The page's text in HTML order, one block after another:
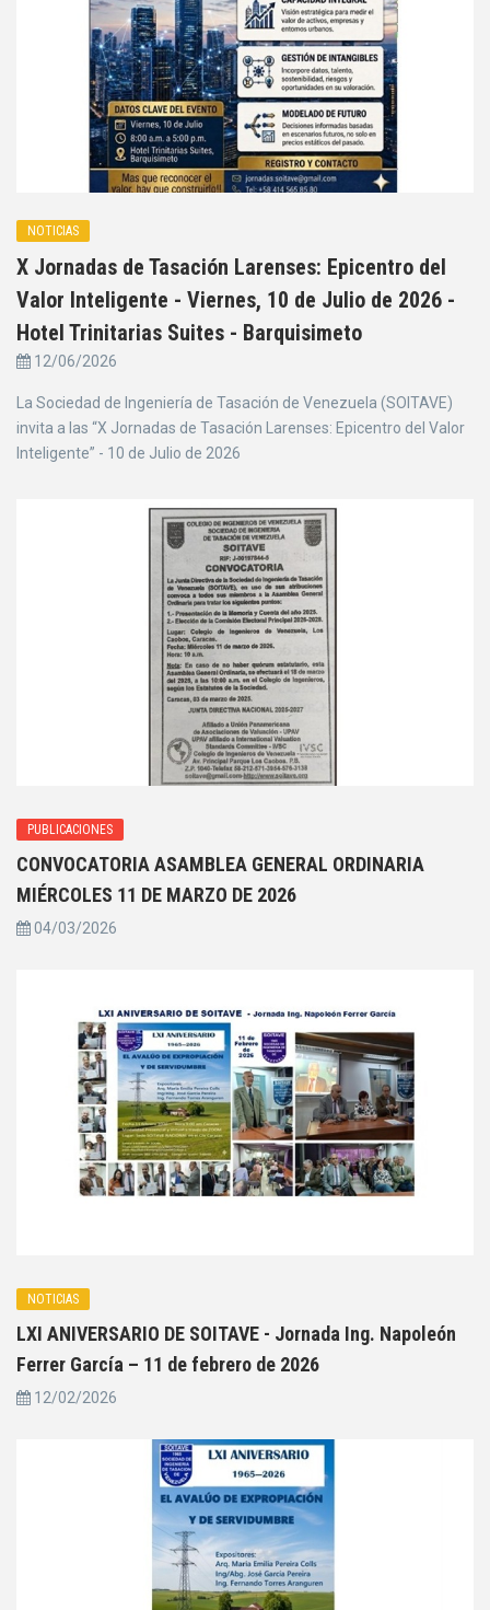
NOTICIAS
X Jornadas de Tasación Larenses: Epicentro del
Valor Inteligente - Viernes, 10 de Julio de 2026 -
Hotel Trinitarias Suites - Barquisimeto
12/06/2026
La Sociedad de Ingeniería de Tasación de Venezuela (SOITAVE)
invita a las “X Jornadas de Tasación Larenses: Epicentro del Valor
Inteligente” - 10 de Julio de 2026
PUBLICACIONES
CONVOCATORIA ASAMBLEA GENERAL ORDINARIA
MIÉRCOLES 11 DE MARZO DE 2026
04/03/2026
NOTICIAS
LXI ANIVERSARIO DE SOITAVE - Jornada Ing. Napoleón
Ferrer García – 11 de febrero de 2026
12/02/2026